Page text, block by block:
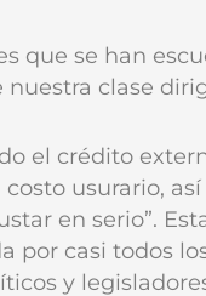
que se han
clase
el crédito
usurario, así
en serio”.
por casi todos
y